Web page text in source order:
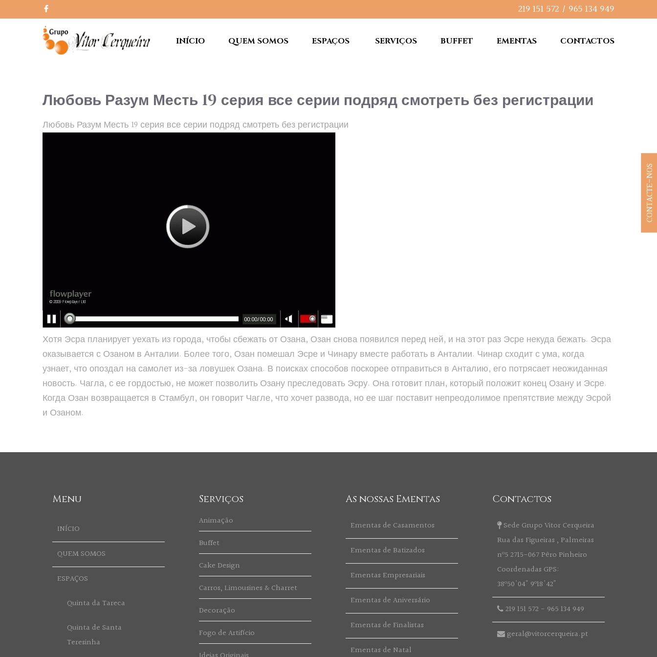
219 151 572 / 965 134 949
INÍCIO QUEM SOMOS ESPAÇOS SERVIÇOS BUFFET EMENTAS CONTACTOS
Любовь Разум Месть 19 серия все серии подряд смотреть без регистрации
Любовь Разум Месть 19 серия все серии подряд смотреть без регистрации
Хотя Эсра планирует уехать из города, чтобы сбежать от Озана, Озан снова появился перед ней, и на этот раз Эсре некуда бежать. Эсра
оказывается с Озаном в Анталии. Более того, Озан помешал Эсре и Чинару вместе работать в Анталии. Чинар сходит с ума, когда
узнает, что опоздал на самолет из-за ловушек Озана. В поисках способов поскорее отправиться в Анталию, его потрясает неожиданная
новость. Чагла, с ее гордостью, не может позволить Озану преследовать Эсру. Она готовит план, который положит конец Озану и Эсре.
Когда Озан возвращается в Стамбул, он говорит Чагле, что хочет развода, но ее шаг поставит непреодолимое препятствие между Эсрой
и Озаном.
Menu
INÍCIO
QUEM SOMOS
ESPAÇOS
Quinta da Tareca
Quinta de Santa
Teresinha
Serviços
Animação
Buffet
Cake Design
Carros, Limousines & Charret
Decoração
Fogo de Artifício
As nossas Ementas
Ementas de Casamentos
Ementas de Batizados
Ementas Empresariais
Ementas de Aniversário
Ementas de Finalistas
Ementas de Natal
Contactos
Sede Grupo Vitor Cerqueira
Rua das Figueiras , Palmeiras
nº5 2715-067 Pêro Pinheiro
Coordenadas GPS:
38º50'04" 9º18'42"
219 151 572 - 965 134 949
geral@vitorcerqueira.pt
CONTACTE-NOS